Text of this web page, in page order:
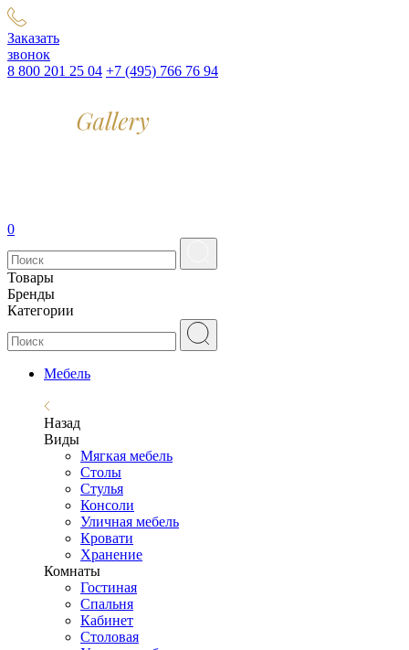
Заказать
звонок
8 800 201 25 04 +7 (495) 766 76 94
0
Товары
Бренды
Категории
Мебель
Назад
Виды
Мягкая мебель
Столы
Стулья
Консоли
Уличная мебель
Кровати
Хранение
Комнаты
Гостиная
Спальня
Кабинет
Столовая